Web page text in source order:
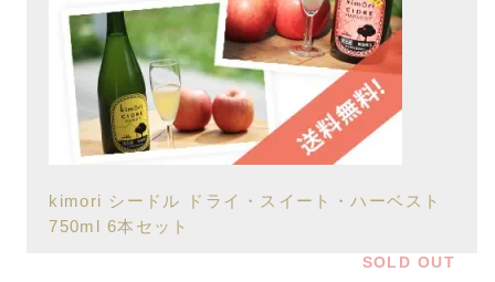
kimori シードル ドライ・スイート・ハーベスト
750ml 6本セット
SOLD OUT